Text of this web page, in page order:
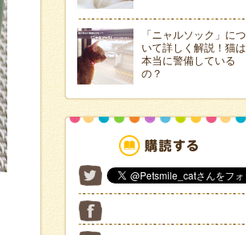
「ニャルソック」につ
いて詳しく解説！猫は
本当に警備している
の？